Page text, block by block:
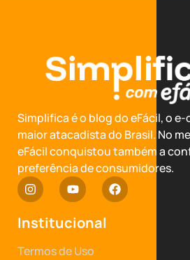
Simplifica é o blog do eFácil, o
maior atacadista do Brasil. No
eFácil conquistou também a
preferência de consumidores.
Institucional
Termos de Uso